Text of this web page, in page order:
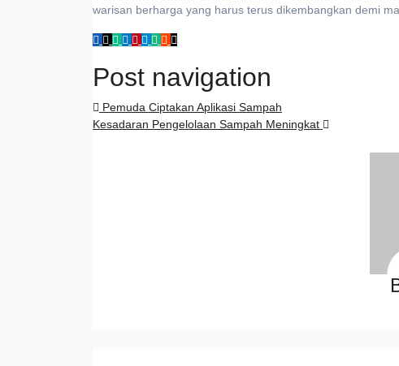
warisan berharga yang harus terus dikembangkan demi
Post navigation
Pemuda Ciptakan Aplikasi Sampah
Kesadaran Pengelolaan Sampah Meningkat